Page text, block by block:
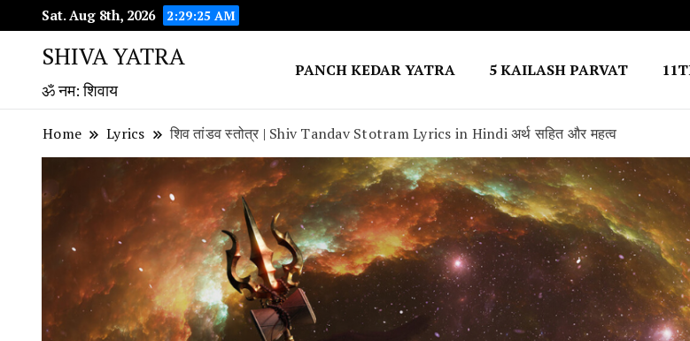
Sat. Aug 8th, 2026 2:29:26 AM
SHIVA YATRA
ॐ नम: शिवाय
PANCH KEDAR YATRA 5 KAILASH PARVAT
Home Lyrics शिव तांडव स्तोत्र | Shiv Tandav Stotram Lyrics in Hindi अर्थ सहित और महत्व